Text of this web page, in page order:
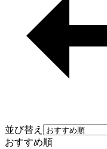
並び替え
おすすめ順